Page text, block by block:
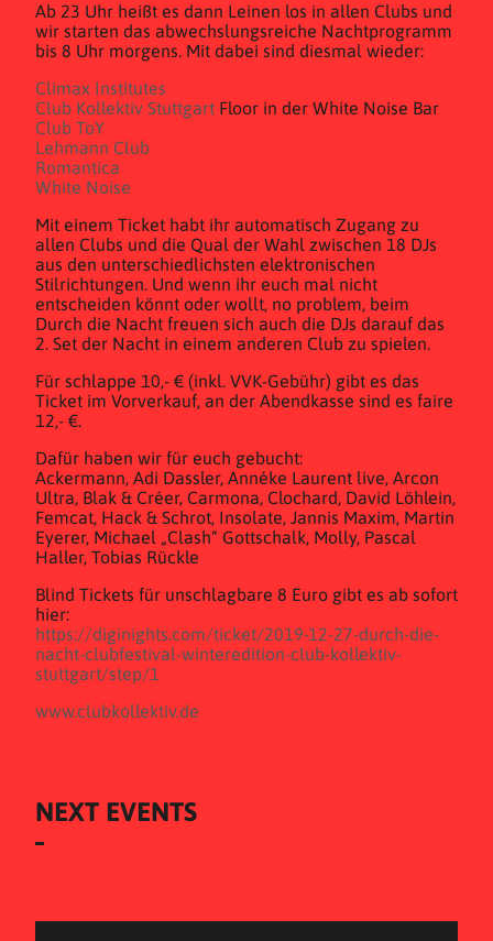
Ab 23 Uhr heißt es dann Leinen los in allen Clubs und
wir starten das abwechslungsreiche Nachtprogramm
bis 8 Uhr morgens. Mit dabei sind diesmal wieder:
Climax Institutes
Club Kollektiv Stuttgart Floor in der White Noise Bar
Club ToY
Lehmann Club
Romantica
White Noise
Mit einem Ticket habt ihr automatisch Zugang zu
allen Clubs und die Qual der Wahl zwischen 18 DJs
aus den unterschiedlichsten elektronischen
Stilrichtungen. Und wenn ihr euch mal nicht
entscheiden könnt oder wollt, no problem, beim
Durch die Nacht freuen sich auch die DJs darauf das
2. Set der Nacht in einem anderen Club zu spielen.
Für schlappe 10,- € (inkl. VVK-Gebühr) gibt es das
Ticket im Vorverkauf, an der Abendkasse sind es faire
12,- €.
Dafür haben wir für euch gebucht:
Ackermann, Adi Dassler, Annéke Laurent live, Arcon
Ultra, Blak & Créer, Carmona, Clochard, David Löhlein,
Femcat, Hack & Schrot, Insolate, Jannis Maxim, Martin
Eyerer, Michael „Clash“ Gottschalk, Molly, Pascal
Haller, Tobias Rückle
Blind Tickets für unschlagbare 8 Euro gibt es ab sofort
hier:
https://diginights.com/ticket/2019-12-27-durch-die-
nacht-clubfestival-winteredition-club-kollektiv-
stuttgart/step/1
www.clubkollektiv.de
NEXT EVENTS